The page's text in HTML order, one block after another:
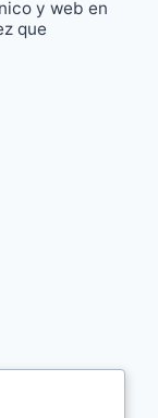
y web en
que